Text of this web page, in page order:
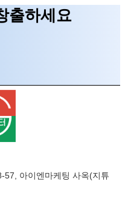
출하세요
57, 아이엔마케팅 사옥(지튜